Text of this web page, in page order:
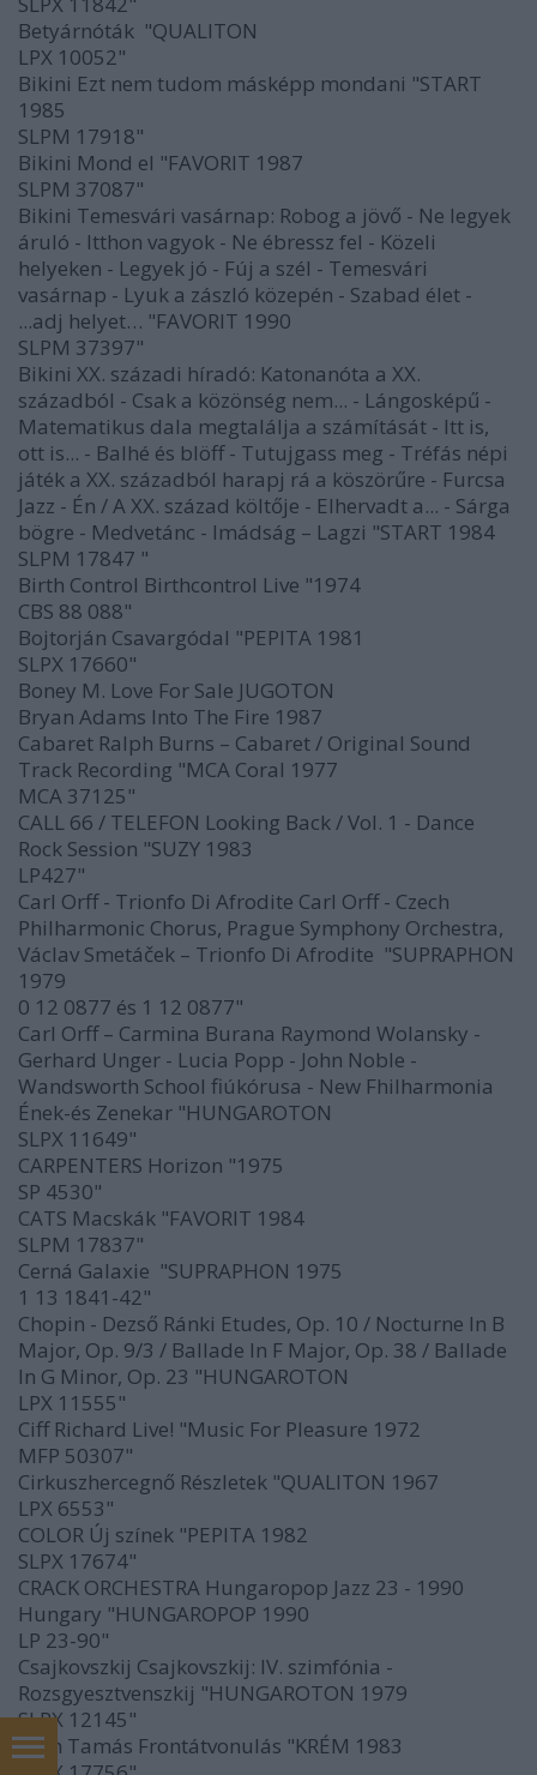
Betyárnóták "QUALITON
LPX 10052"
Bikini Ezt nem tudom másképp mondani "START
1985
SLPM 17918"
Bikini Mond el "FAVORIT 1987
SLPM 37087"
Bikini Temesvári vasárnap: Robog a jövő - Ne legyek
áruló - Itthon vagyok - Ne ébressz fel - Közeli
helyeken - Legyek jó - Fúj a szél - Temesvári
vasárnap - Lyuk a zászló közepén - Szabad élet -
...adj helyet… "FAVORIT 1990
SLPM 37397"
Bikini XX. századi híradó: Katonanóta a XX.
századból - Csak a közönség nem... - Lángosképű -
Matematikus dala megtalálja a számítását - Itt is,
ott is... - Balhé és blöff - Tutujgass meg - Tréfás népi
játék a XX. századból harapj rá a köszörűre - Furcsa
Jazz - Én / A XX. század költője - Elhervadt a... - Sárga
bögre - Medvetánc - Imádság – Lagzi "START 1984
SLPM 17847 "
Birth Control Birthcontrol Live "1974
CBS 88 088"
Bojtorján Csavargódal "PEPITA 1981
SLPX 17660"
Boney M. Love For Sale JUGOTON
Bryan Adams Into The Fire 1987
Cabaret Ralph Burns ‎– Cabaret / Original Sound
Track Recording "MCA Coral 1977
MCA 37125"
CALL 66 / TELEFON Looking Back / Vol. 1 - Dance
Rock Session "SUZY 1983
LP427"
Carl Orff - Trionfo Di Afrodite Carl Orff - Czech
Philharmonic Chorus, Prague Symphony Orchestra,
Václav Smetáček ‎– Trionfo Di Afrodite "SUPRAPHON
1979
0 12 0877 és 1 12 0877"
Carl Orff – Carmina Burana Raymond Wolansky -
Gerhard Unger - Lucia Popp - John Noble -
Wandsworth School fiúkórusa - New Fhilharmonia
Ének-és Zenekar "HUNGAROTON
SLPX 11649"
CARPENTERS Horizon "1975
SP 4530"
CATS Macskák "FAVORIT 1984
SLPM 17837"
Cerná Galaxie "SUPRAPHON 1975
1 13 1841-42"
Chopin - Dezső Ránki Etudes, Op. 10 / Nocturne In B
Major, Op. 9/3 / Ballade In F Major, Op. 38 / Ballade
In G Minor, Op. 23 "HUNGAROTON
LPX 11555"
Ciff Richard Live! "Music For Pleasure 1972
MFP 50307"
Cirkuszhercegnő Részletek "QUALITON 1967
LPX 6553"
COLOR Új színek "PEPITA 1982
SLPX 17674"
CRACK ORCHESTRA Hungaropop Jazz 23 - 1990
Hungary "HUNGAROPOP 1990
LP 23-90"
Csajkovszkij Csajkovszkij: IV. szimfónia -
Rozsgyesztvenszkij "HUNGAROTON 1979
SLPX 12145"
Cseh Tamás Frontátvonulás "KRÉM 1983
Kapcsolat - Contact